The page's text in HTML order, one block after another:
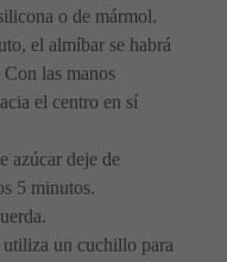
o de mármol.
el almíbar se habrá
las manos
el centro en sí
azúcar deje de
5 minutos.
utiliza un cuchillo para